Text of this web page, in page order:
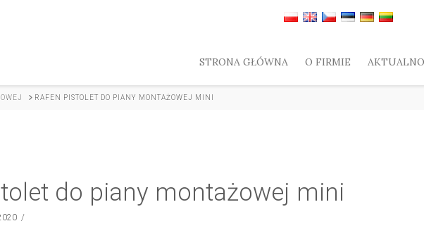
STRONA GŁÓWNA O FIRMIE
RAFEN PISTOLET DO PIANY MONTAŻOWEJ MINI
do piany montażowej mini